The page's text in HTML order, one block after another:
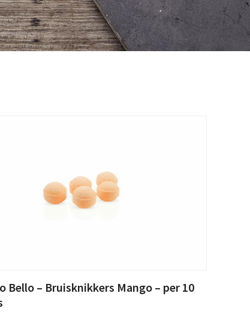
Bello – Bruisknikkers Mango – per 10